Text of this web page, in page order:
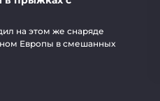
на этом же снаряде
Европы в смешанных